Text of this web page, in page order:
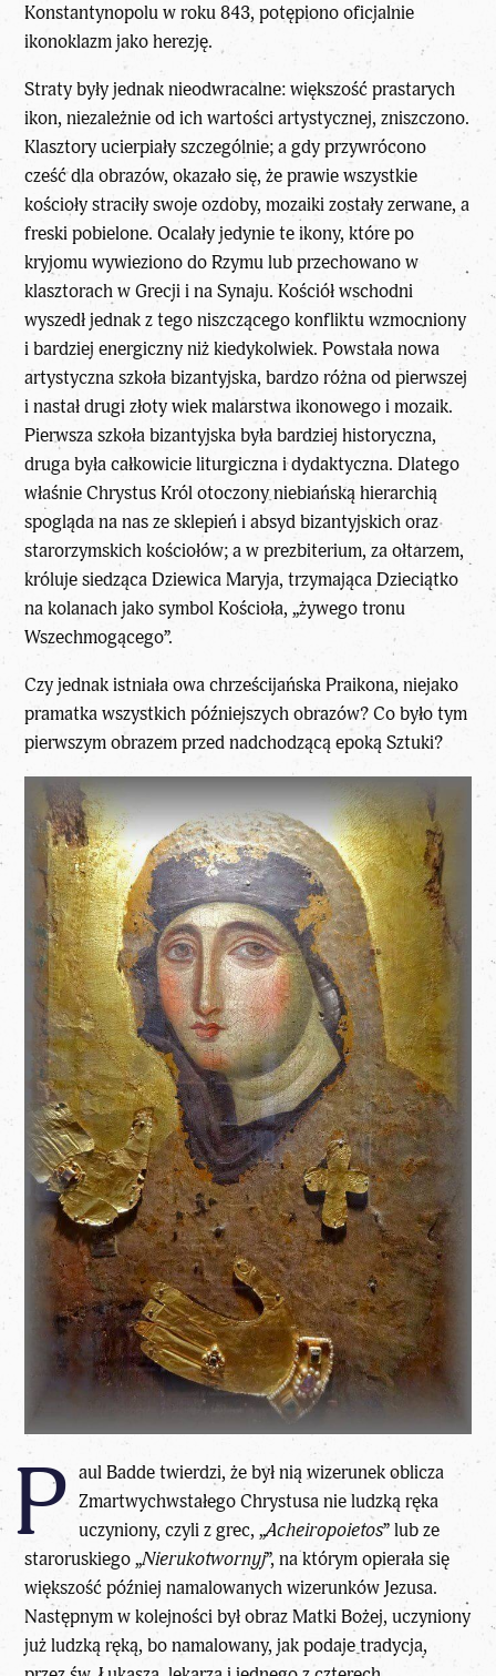
Konstantynopolu w roku 843, potępiono oficjalnie
ikonoklazm jako herezję.
Straty były jednak nieodwracalne: większość prastarych
ikon, niezależnie od ich wartości artystycznej, zniszczono.
Klasztory ucierpiały szczególnie; a gdy przywrócono
cześć dla obrazów, okazało się, że prawie wszystkie
kościoły straciły swoje ozdoby, mozaiki zostały zerwane, a
freski pobielone. Ocalały jedynie te ikony, które po
kryjomu wywieziono do Rzymu lub przechowano w
klasztorach w Grecji i na Synaju. Kościół wschodni
wyszedł jednak z tego niszczącego konfliktu wzmocniony
i bardziej energiczny niż kiedykolwiek. Powstała nowa
artystyczna szkoła bizantyjska, bardzo różna od pierwszej
i nastał drugi złoty wiek malarstwa ikonowego i mozaik.
Pierwsza szkoła bizantyjska była bardziej historyczna,
druga była całkowicie liturgiczna i dydaktyczna. Dlatego
właśnie Chrystus Król otoczony niebiańską hierarchią
spogląda na nas ze sklepień i absyd bizantyjskich oraz
starorzymskich kościołów; a w prezbiterium, za ołtarzem,
króluje siedząca Dziewica Maryja, trzymająca Dzieciątko
na kolanach jako symbol Kościoła, „żywego tronu
Wszechmogącego”.
Czy jednak istniała owa chrześcijańska Praikona, niejako
pramatka wszystkich późniejszych obrazów? Co było tym
pierwszym obrazem przed nadchodzącą epoką Sztuki?
P aul Badde twierdzi, że był nią wizerunek oblicza
Zmartwychwstałego Chrystusa nie ludzką ręka
uczyniony, czyli z grec, „Acheiropoietos” lub ze
staroruskiego „Nierukotwornyj”, na którym opierała się
większość później namalowanychwizerunków Jezusa.
Następnym w kolejności był obraz Matki Bożej, uczyniony
już ludzką ręką, bo namalowany, jak podaje tradycja,